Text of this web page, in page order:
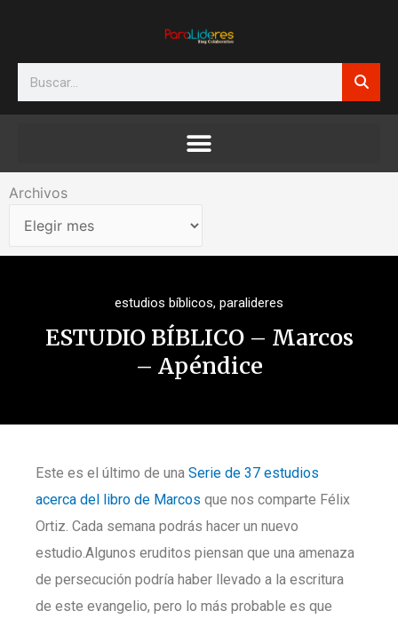
Search
Archivos
Archivos
estudios bíblicos, paralideres
ESTUDIO BÍBLICO – Marcos
– Apéndice
Este es el último de una Serie de 37 estudios
acerca del libro de Marcos que nos comparte Félix
Ortiz. Cada semana podrás hacer un nuevo
estudio.Algunos eruditos piensan que una amenaza
de persecución podría haber llevado a la escritura
de este evangelio, pero lo más probable es que